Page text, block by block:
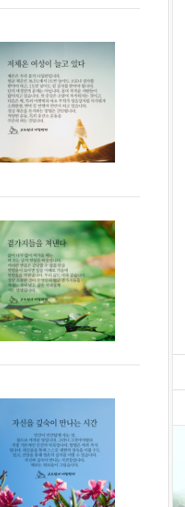
스..
황금변캠프
통증잡는워
크..
12/12~12/13